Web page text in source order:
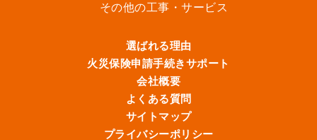
その他の工事・サービス
選ばれる理由
火災保険申請手続きサポート
会社概要
よくある質問
サイトマップ
プライバシーポリシー